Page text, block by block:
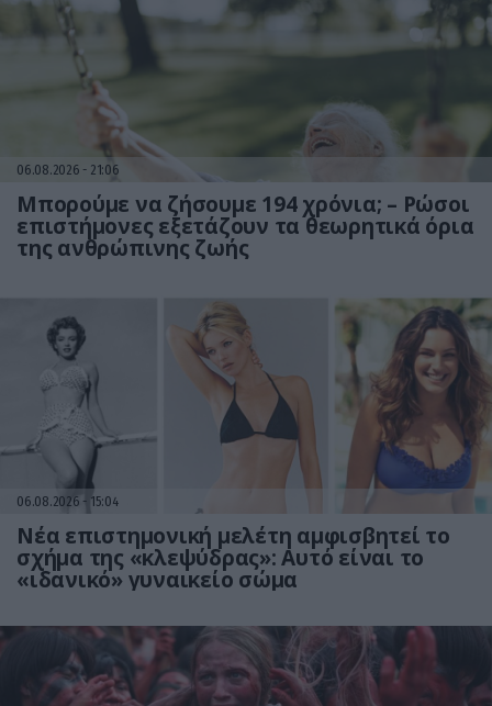
06.08.2026 21:06
Μπορούμε να ζήσουμε 194 χρόνια; – Ρώσοι
επιστήμονες εξετάζουν τα θεωρητικά όρια
της ανθρώπινης ζωής
06.08.2026 15:04
Νέα επιστημονική μελέτη αμφισβητεί το
σχήμα της «κλεψύδρας»: Αυτό είναι το
«ιδανικό» γυναικείο σώμα